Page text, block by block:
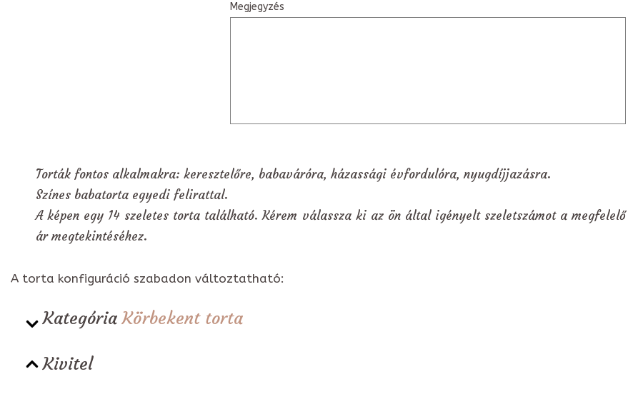
Megjegyzés
Torták fontos alkalmakra: keresztelőre, babaváróra, házassági évfordulóra, nyugdíjjazásra.
Színes babatorta egyedi felirattal.
A képen egy 14 szeletes torta található. Kérem válassza ki az ön által igényelt szeletszámot a megfelelő
ár megtekintéséhez.
A torta konfiguráció szabadon változtatható:
KategóriaKörbekent torta
Kivitel